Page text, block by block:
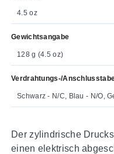
4.5 oz
Gewichtsangabe
128 g (4.5 oz)
Verdrahtungs-/
Schwarz - N/C, Blau - N/O,
Der zylindrische
einen elektrisch